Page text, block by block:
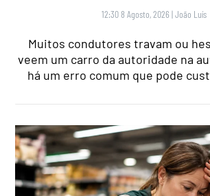
12:30 8 Agosto, 2026 |João Luís
Muitos condutores travam ou
veem um carro da autoridade na
há um erro comum que pode